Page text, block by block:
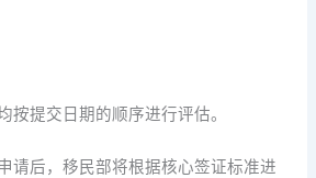
按提交日期的顺序进行评估。
请后，移民部将根据核心签证标准进